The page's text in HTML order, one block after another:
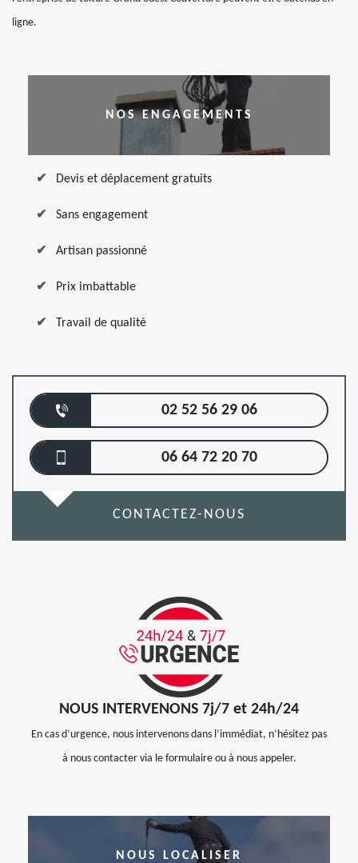
ligne.
NOS ENGAGEMENTS
Devis et déplacement gratuits
Sans engagement
Artisan passionné
Prix imbattable
Travail de qualité
02 52 56 29 06
06 64 72 20 70
CONTACTEZ-NOUS
NOUS INTERVENONS 7j/7 et 24h/24
En cas d’urgence, nous intervenons dans l’immédiat, n’hésitez pas
à nous contacter via le formulaire ou à nous appeler.
NOUS LOCALISER